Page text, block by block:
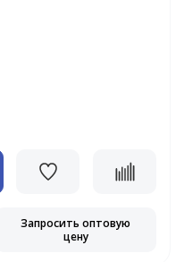
Запросить оптовую
цену